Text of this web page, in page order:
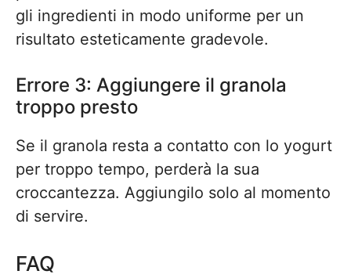
gli ingredienti in modo uniforme per un
risultato esteticamente gradevole.
Errore 3: Aggiungere il granola
troppo presto
Se il granola resta a contatto con lo yogurt
per troppo tempo, perderà la sua
croccantezza. Aggiungilo solo al momento
di servire.
FAQ